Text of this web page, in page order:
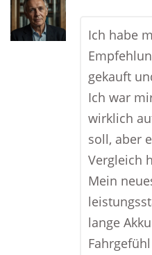
Ich habe
gekauft
Ich war
wirklich
soll, aber
Vergleich
Mein
lange